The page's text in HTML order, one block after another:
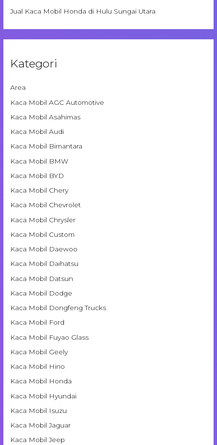
Jual Kaca Mobil Honda di Hulu Sungai Utara
Kategori
Area
Kaca Mobil AGC Automotive
Kaca Mobil Asahimas
Kaca Mobil Audi
Kaca Mobil Bimantara
Kaca Mobil BMW
Kaca Mobil BYD
Kaca Mobil Chery
Kaca Mobil Chevrolet
Kaca Mobil Chrysler
Kaca Mobil Custom
Kaca Mobil Daewoo
Kaca Mobil Daihatsu
Kaca Mobil Datsun
Kaca Mobil Dodge
Kaca Mobil Dongfeng Trucks
Kaca Mobil Ford
Kaca Mobil Fuyao Glass
Kaca Mobil Geely
Kaca Mobil Hino
Kaca Mobil Honda
Kaca Mobil Hyundai
Kaca Mobil Isuzu
Kaca Mobil Jaguar
Kaca Mobil Jeep